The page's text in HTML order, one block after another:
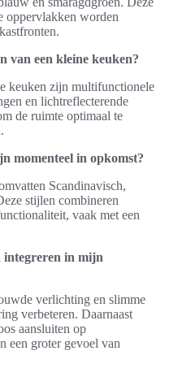
oppervlakken worden
van een kleine keuken?
keuken zijn multifunctionele
en lichtreflecterende
de ruimte optimaal te
momenteel in opkomst?
Scandinavisch,
stijlen combineren
vaak met een
integreren in mijn
verlichting en slimme
verbeteren. Daarnaast
aansluiten op
een groter gevoel van